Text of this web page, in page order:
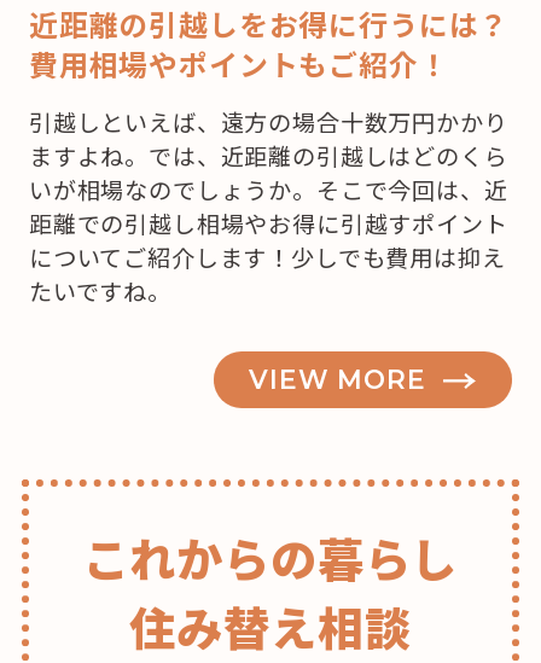
近距離の引越しをお得に行うには？
費用相場やポイントもご紹介！
引越しといえば、遠方の場合十数万円かかり
ますよね。では、近距離の引越しはどのくら
いが相場なのでしょうか。そこで今回は、近
距離での引越し相場やお得に引越すポイント
についてご紹介します！少しでも費用は抑え
たいですね。
VIEW MORE
これからの暮らし
住み替え相談